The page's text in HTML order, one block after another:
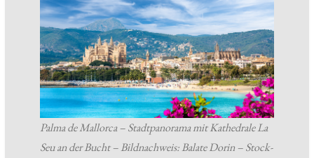
Palma de Mallorca – Stadtpanorama mit Kathedrale La
Seu an der Bucht – Bildnachweis: Balate Dorin – Stock-